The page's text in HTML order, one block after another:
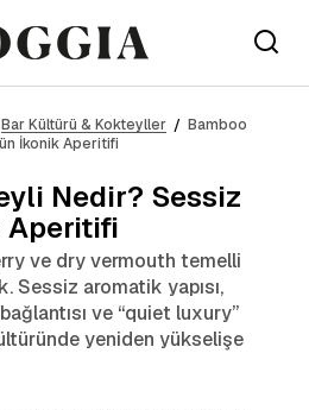
Bar Kültürü & Kokteyller
Bamboo
İkonik Aperitifi
Nedir? Sessiz
Aperitifi
ve dry vermouth temelli
Sessiz aromatik yapısı,
ve “quiet luxury”
yeniden yükselişe